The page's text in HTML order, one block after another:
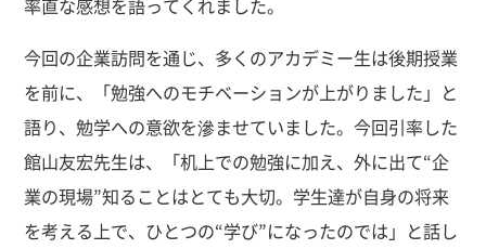
率直な感想を語ってくれました。
今回の企業訪問を通じ、多くのアカデミー生は後期授業
を前に、「勉強へのモチベーションが上がりました」と
語り、勉学への意欲を滲ませていました。今回引率した
館山友宏先生は、「机上での勉強に加え、外に出て“企
業の現場”知ることはとても大切。学生達が自身の将来
を考える上で、ひとつの“学び”になったのでは」と話し